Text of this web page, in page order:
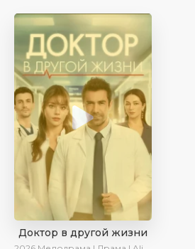
Доктор в другой жизни